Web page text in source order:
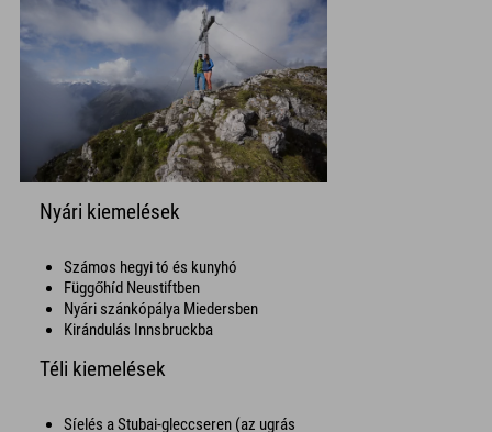
Nyári kiemelések
Számos hegyi tó és kunyhó
Függőhíd Neustiftben
Nyári szánkópálya Miedersben
Kirándulás Innsbruckba
Téli kiemelések
Síelés a Stubai-gleccseren (az ugrás